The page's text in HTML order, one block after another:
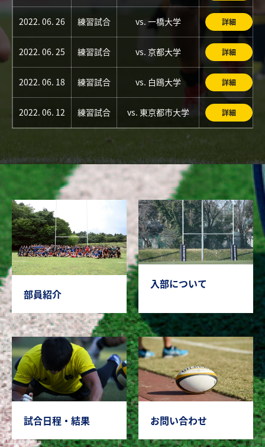
2022. 06. 26 練習試合 vs. 一橋大学 詳細
2022. 06. 25 練習試合 vs. 京都大学 詳細
2022. 06. 18 練習試合 vs. 白鴎大学 詳細
2022. 06. 12 練習試合 vs. 東京都市大学 詳細
部員紹介
入部について
試合日程・結果 お問い合わせ